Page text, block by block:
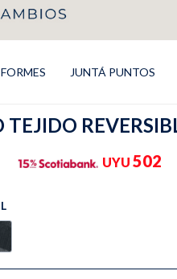
JUNTÁ PUNTOS
TEJIDO
UYU 502